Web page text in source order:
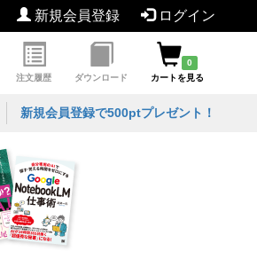
新規会員登録 ログイン
注文履歴 ダウンロード
0
カートを見る
新規会員登録で500ptプレゼント！